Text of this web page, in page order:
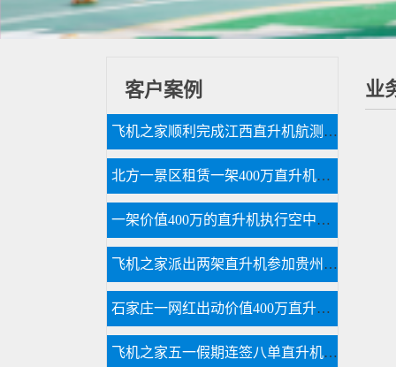
业
客户案例
飞机之家顺利完成江西直升机航测作业
北方一景区租赁一架400万直升机空中飞行
一架价值400万的直升机执行空中看房
飞机之家派出两架直升机参加贵州贵阳航展
石家庄一网红出动价值400万直升机助力直播卖货
飞机之家五一假期连签八单直升机合同